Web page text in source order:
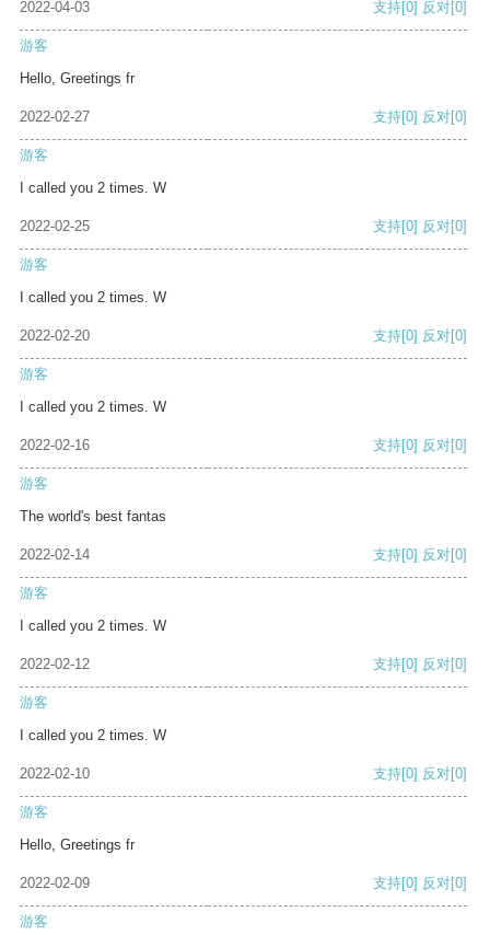
2022-04-03 支持[0] 反对[0]
游客
Hello, Greetings fr
2022-02-27 支持[0] 反对[0]
游客
I called you 2 times. W
2022-02-25 支持[0] 反对[0]
游客
I called you 2 times. W
2022-02-20 支持[0] 反对[0]
游客
I called you 2 times. W
2022-02-16 支持[0] 反对[0]
游客
The world's best fantas
2022-02-14 支持[0] 反对[0]
游客
I called you 2 times. W
2022-02-12 支持[0] 反对[0]
游客
I called you 2 times. W
2022-02-10 支持[0] 反对[0]
游客
Hello, Greetings fr
2022-02-09 支持[0] 反对[0]
游客